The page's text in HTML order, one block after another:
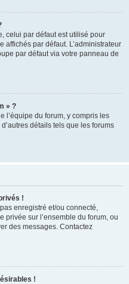
celui par défaut est utilisé pour
par défaut. L’administrateur
par défaut via votre panneau de
» ?
l’équipe du forum, y compris les
détails tels que les forums
!
enregistré et/ou connecté,
privée sur l’ensemble du forum, ou
des messages. Contactez
!